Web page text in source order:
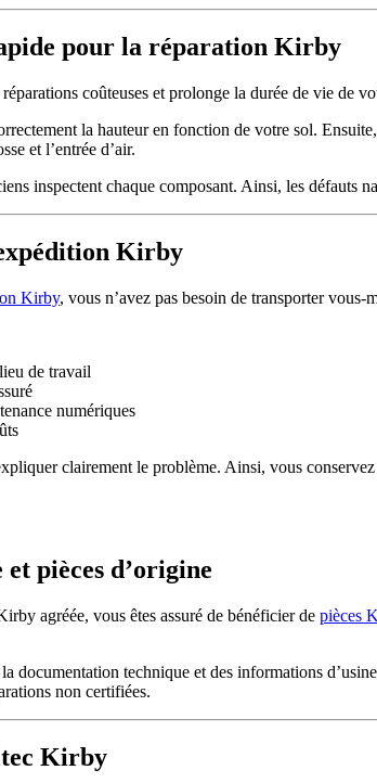
pour la réparation Kirby
coûteuses et prolonge la durée de vie
la hauteur en fonction de votre sol.
et l’entrée d’air.
inspectent chaque composant. Ainsi, les défauts
Kirby
Kirby, vous n’avez pas besoin de transporter
de travail
numériques
clairement le problème. Ainsi, vous
pièces d’origine
agréée, vous êtes assuré de bénéficier de pièces
documentation technique et des informations
non certifiées.
Kirby